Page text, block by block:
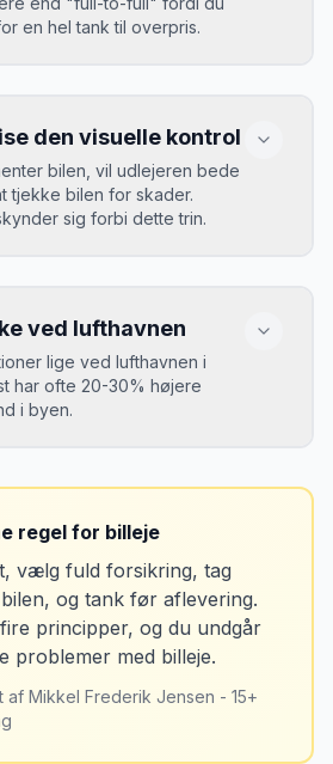
på bare 2 uger. Book tidligt!
med fuld kaskoforsikring uden
erfaring September 2023
bule i døren kostede mig 8.000
Siden har jeg altid
en hel tank til overpris.
20-30% mere for brændstof,
tager høje benzinpriser.
den visuelle kontrol
bilen, vil udlejeren bede
tjekke bilen for skader.
sig forbi dette trin.
opkrævet for skader, der
du fik bilen.
erfaring Oktober 2024
altid bilen fra alle
ved afhentning. Det har reddet
ved lufthavnen
lige ved lufthavnen i
har ofte 20-30% højere
i byen.
op et par kilometer fra
dagen før aflevering. Priserne
lavere.
regel for billeje
vælg fuld forsikring, tag
og tank før aflevering.
principper, og du undgår
problemer med billeje.
af Mikkel Frederik Jensen - 15+